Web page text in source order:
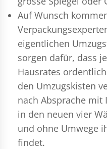
Auf Wunsch
eigentlichen
sorgen dafür, dass
Hausrates
den Umzugskisten
nach Absprache mit
in den neuen vier
und ohne Umwege
findet.